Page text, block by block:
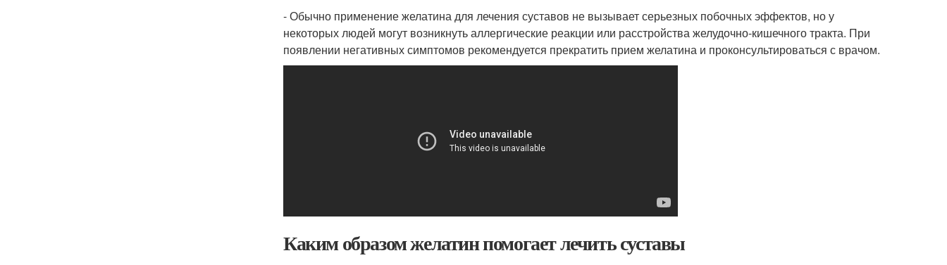
- Обычно применение желатина для лечения суставов не вызывает серьезных побочных эффектов, но у
некоторых людей могут возникнуть аллергические реакции или расстройства желудочно-кишечного тракта. При
появлении негативных симптомов рекомендуется прекратить прием желатина и проконсультироваться с врачом.
Каким образом желатин помогает лечить суставы